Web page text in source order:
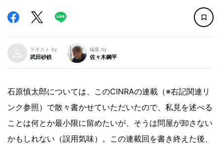
テキスト by
武田砂鉄
編集 by
佐々木鋼平
石原慎太郎については、このCINRAの連載（※右記関連リ
ンク参照）で散々書かせていただいたので、私見を述べる
ことは何とか最小限に留めたいが、そうは問屋が卸さない
かもしれない（誤用気味）。この連載回を書き終えた後、